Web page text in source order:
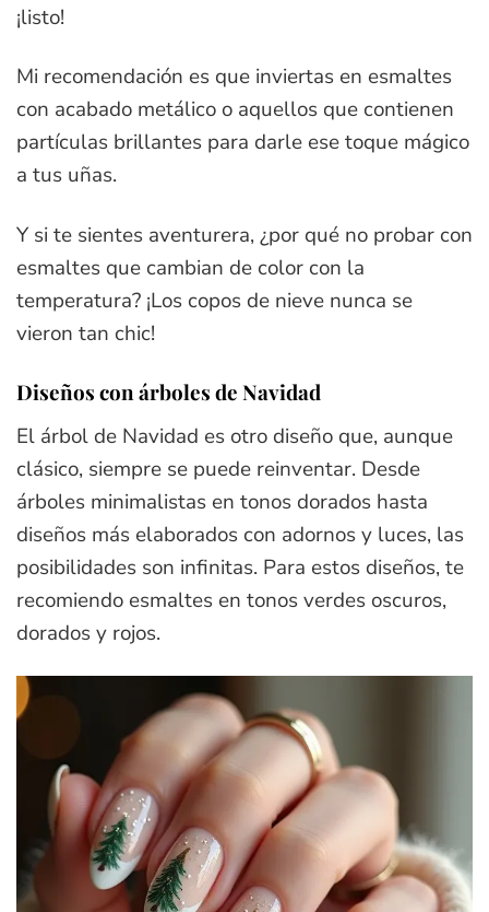
¡listo!
Mi recomendación es que inviertas en esmaltes
con acabado metálico o aquellos que contienen
partículas brillantes para darle ese toque mágico
a tus uñas.
Y si te sientes aventurera, ¿por qué no probar con
esmaltes que cambian de color con la
temperatura? ¡Los copos de nieve nunca se
vieron tan chic!
Diseños con árboles de Navidad
El árbol de Navidad es otro diseño que, aunque
clásico, siempre se puede reinventar. Desde
árboles minimalistas en tonos dorados hasta
diseños más elaborados con adornos y luces, las
posibilidades son infinitas. Para estos diseños, te
recomiendo esmaltes en tonos verdes oscuros,
dorados y rojos.